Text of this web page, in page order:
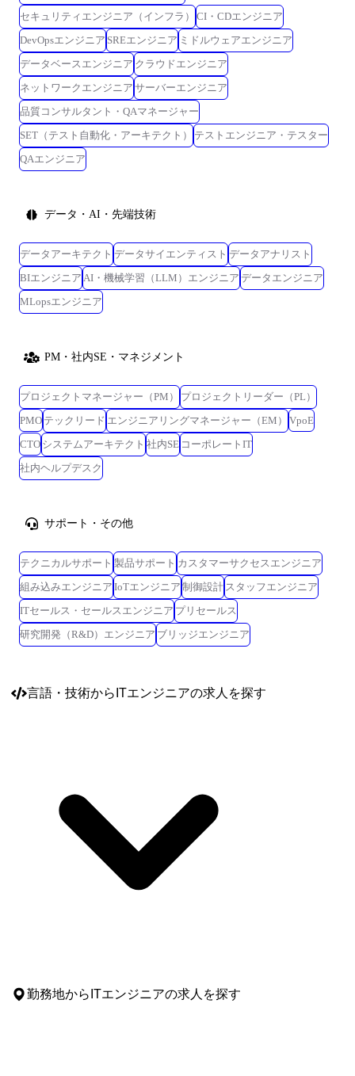
セキュリティエンジニア（インフラ）
CI・CDエンジニア
DevOpsエンジニア SREエンジニア ミドルウェアエンジニア
データベースエンジニア クラウドエンジニア
ネットワークエンジニア サーバーエンジニア
品質コンサルタント・QAマネージャー
SET（テスト自動化・アーキテクト）
テストエンジニア・テスター
QAエンジニア
データ・AI・先端技術
データアーキテクト データサイエンティスト データアナリスト
BIエンジニア AI・機械学習（LLM）エンジニア データエンジニア
MLopsエンジニア
PM・社内SE・マネジメント
プロジェクトマネージャー（PM）
プロジェクトリーダー（PL）
PMO テックリード エンジニアリングマネージャー（EM）
VpoE
CTO システムアーキテクト 社内SE コーポレートIT
社内ヘルプデスク
サポート・その他
テクニカルサポート 製品サポート カスタマーサクセスエンジニア
組み込みエンジニア IoTエンジニア 制御設計 スタッフエンジニア
ITセールス・セールスエンジニア プリセールス
研究開発（R&D）エンジニア ブリッジエンジニア
言語・技術からITエンジニアの求人を探す
勤務地からITエンジニアの求人を探す